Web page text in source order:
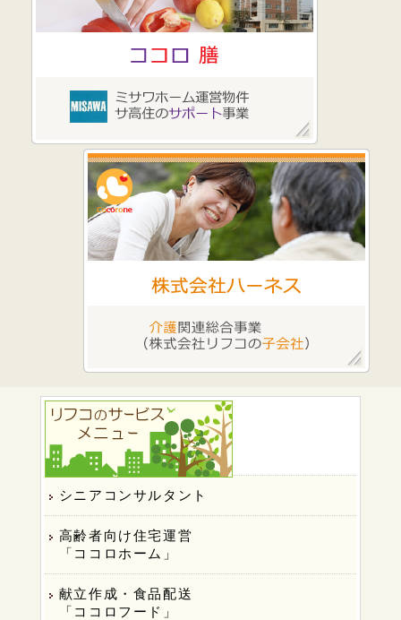
シニアコンサルタント
高齢者向け住宅運営
「ココロホーム」
献立作成・食品配送
「ココロフード」